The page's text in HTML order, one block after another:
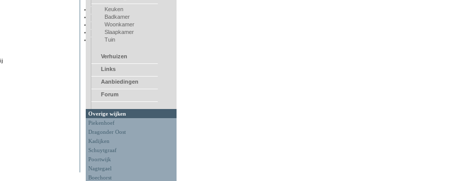
Keuken
Badkamer
Woonkamer
Slaapkamer
Tuin
Verhuizen
Links
Aanbiedingen
Forum
Overige wijken
Piekenhoef
Dragonder Oost
Kadijken
Schuytgraaf
Poortwijk
Nagtegael
Boechorst